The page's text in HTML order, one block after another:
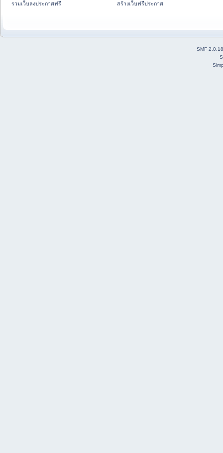
รวมเว็บลงประกาศฟรี
สร้างเว็บฟรีประกาศ
SMF 2.0.18